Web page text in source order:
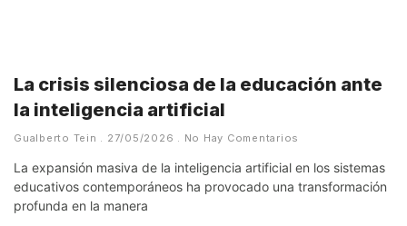
La crisis silenciosa de la educación ante
la inteligencia artificial
Gualberto Tein 27/05/2026 No Hay Comentarios
La expansión masiva de la inteligencia artificial en los sistemas
educativos contemporáneos ha provocado una transformación
profunda en la manera